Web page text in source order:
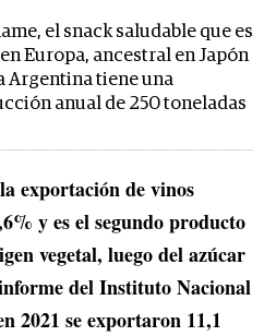
el snack saludable que es
Europa, ancestral en Japón
Argentina tiene una
anual de 250 toneladas
exportación de vinos
y es el segundo producto
vegetal, luego del azúcar
del Instituto Nacional
2021 se exportaron 11,1